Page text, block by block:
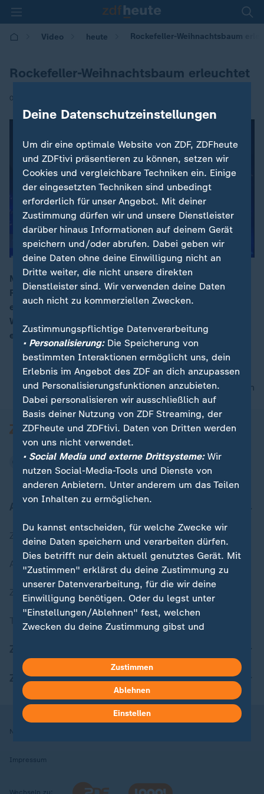
Video heute Rockefeller-Weihnachtsbaum
Rockefeller-Weihnachtsbaum erleuchtet
01.12.2016 | 10:18
00:06
Mit dem traditionellen Anzünden der Lichter an der
Rockefeller-Tanne hat New York die Weihnachtszeit
eingeläutet. Seit 1931 wird jedes Jahr ein
Weihnachtsbaum für ein breites Publikum in New York
entzündet.
nach oben
Zuletzt veröffentlicht
Aktuelle Sendungs-Videos
ZDFheute Stories
Themen im Überblick
ZDFheute Apps
Nutzungsbedingungen
Impressum
Wechseln zu:
Deine Datenschutzeinstellungen
Um dir eine optimale Website von ZDF, ZDFheute
und ZDFtivi präsentieren zu können, setzen wir
Cookies und vergleichbare Techniken ein. Einige
der eingesetzten Techniken sind unbedingt
erforderlich für unser Angebot. Mit deiner
Zustimmung dürfen wir und unsere Dienstleister
darüber hinaus Informationen auf deinem Gerät
speichern und/oder abrufen. Dabei geben wir
deine Daten ohne deine Einwilligung nicht an
Dritte weiter, die nicht unsere direkten
Dienstleister sind. Wir verwenden deine Daten
auch nicht zu kommerziellen Zwecken.
Zustimmungspflichtige Datenverarbeitung
• Personalisierung:Die Speicherung von
bestimmten Interaktionen ermöglicht uns, dein
Erlebnis im Angebot des ZDF an dich anzupassen
und Personalisierungsfunktionen anzubieten.
Dabei personalisieren wir ausschließlich auf
Basis deiner Nutzung von ZDF Streaming, der
ZDFheute und ZDFtivi. Daten von Dritten werden
von uns nicht verwendet.
• Social Media und externe Drittsysteme:Wir
nutzen Social-Media-Tools und Dienste von
anderen Anbietern. Unter anderem um das Teilen
von Inhalten zu ermöglichen.
Du kannst entscheiden, für welche Zwecke wir
deine Daten speichern und verarbeiten dürfen.
Dies betrifft nur dein aktuell genutztes Gerät. Mit
"Zustimmen" erklärst du deine Zustimmung zu
unserer Datenverarbeitung, für die wir deine
Einwilligung benötigen. Oder du legst unter
"Einstellungen/Ablehnen" fest, welchen
Zwecken du deine Zustimmung gibst und
in deinen Einstellungen widerrufen oder ändern.
Hier findest du das Impressum.
Weitere Informationen findest du in unserer
Datenschutzerklärung.
Zustimmen
Ablehnen
Einstellen